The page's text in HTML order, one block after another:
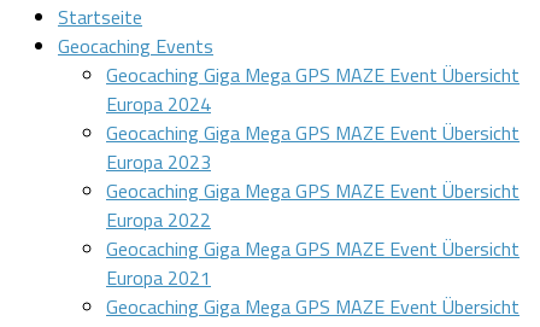
Startseite
Geocaching Events
Geocaching Giga Mega GPS MAZE Event Übersicht
Europa 2024
Geocaching Giga Mega GPS MAZE Event Übersicht
Europa 2023
Geocaching Giga Mega GPS MAZE Event Übersicht
Europa 2022
Geocaching Giga Mega GPS MAZE Event Übersicht
Europa 2021
Geocaching Giga Mega GPS MAZE Event Übersicht